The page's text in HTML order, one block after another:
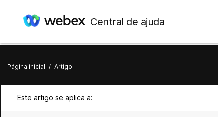
Central de ajuda
Página inicial / Artigo
Este artigo se aplica a: